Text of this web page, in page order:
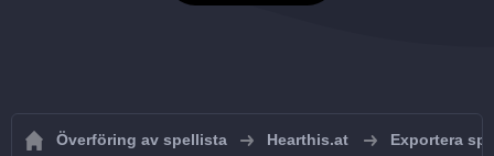
Överföring av spellista Hearthis.at Exportera